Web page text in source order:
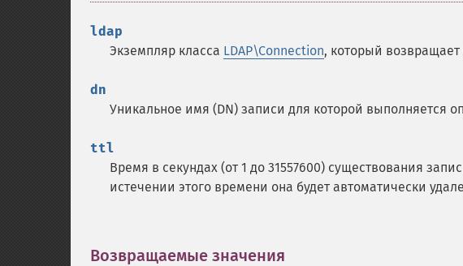
ldap
Экземпляр класса LDAP\Connection, который
dn
Уникальное имя (DN) записи для которой выполняется
ttl
Время в секундах (от 1 до 31557600) существования
истечении этого времени она будет автоматически
Возвращаемые значения